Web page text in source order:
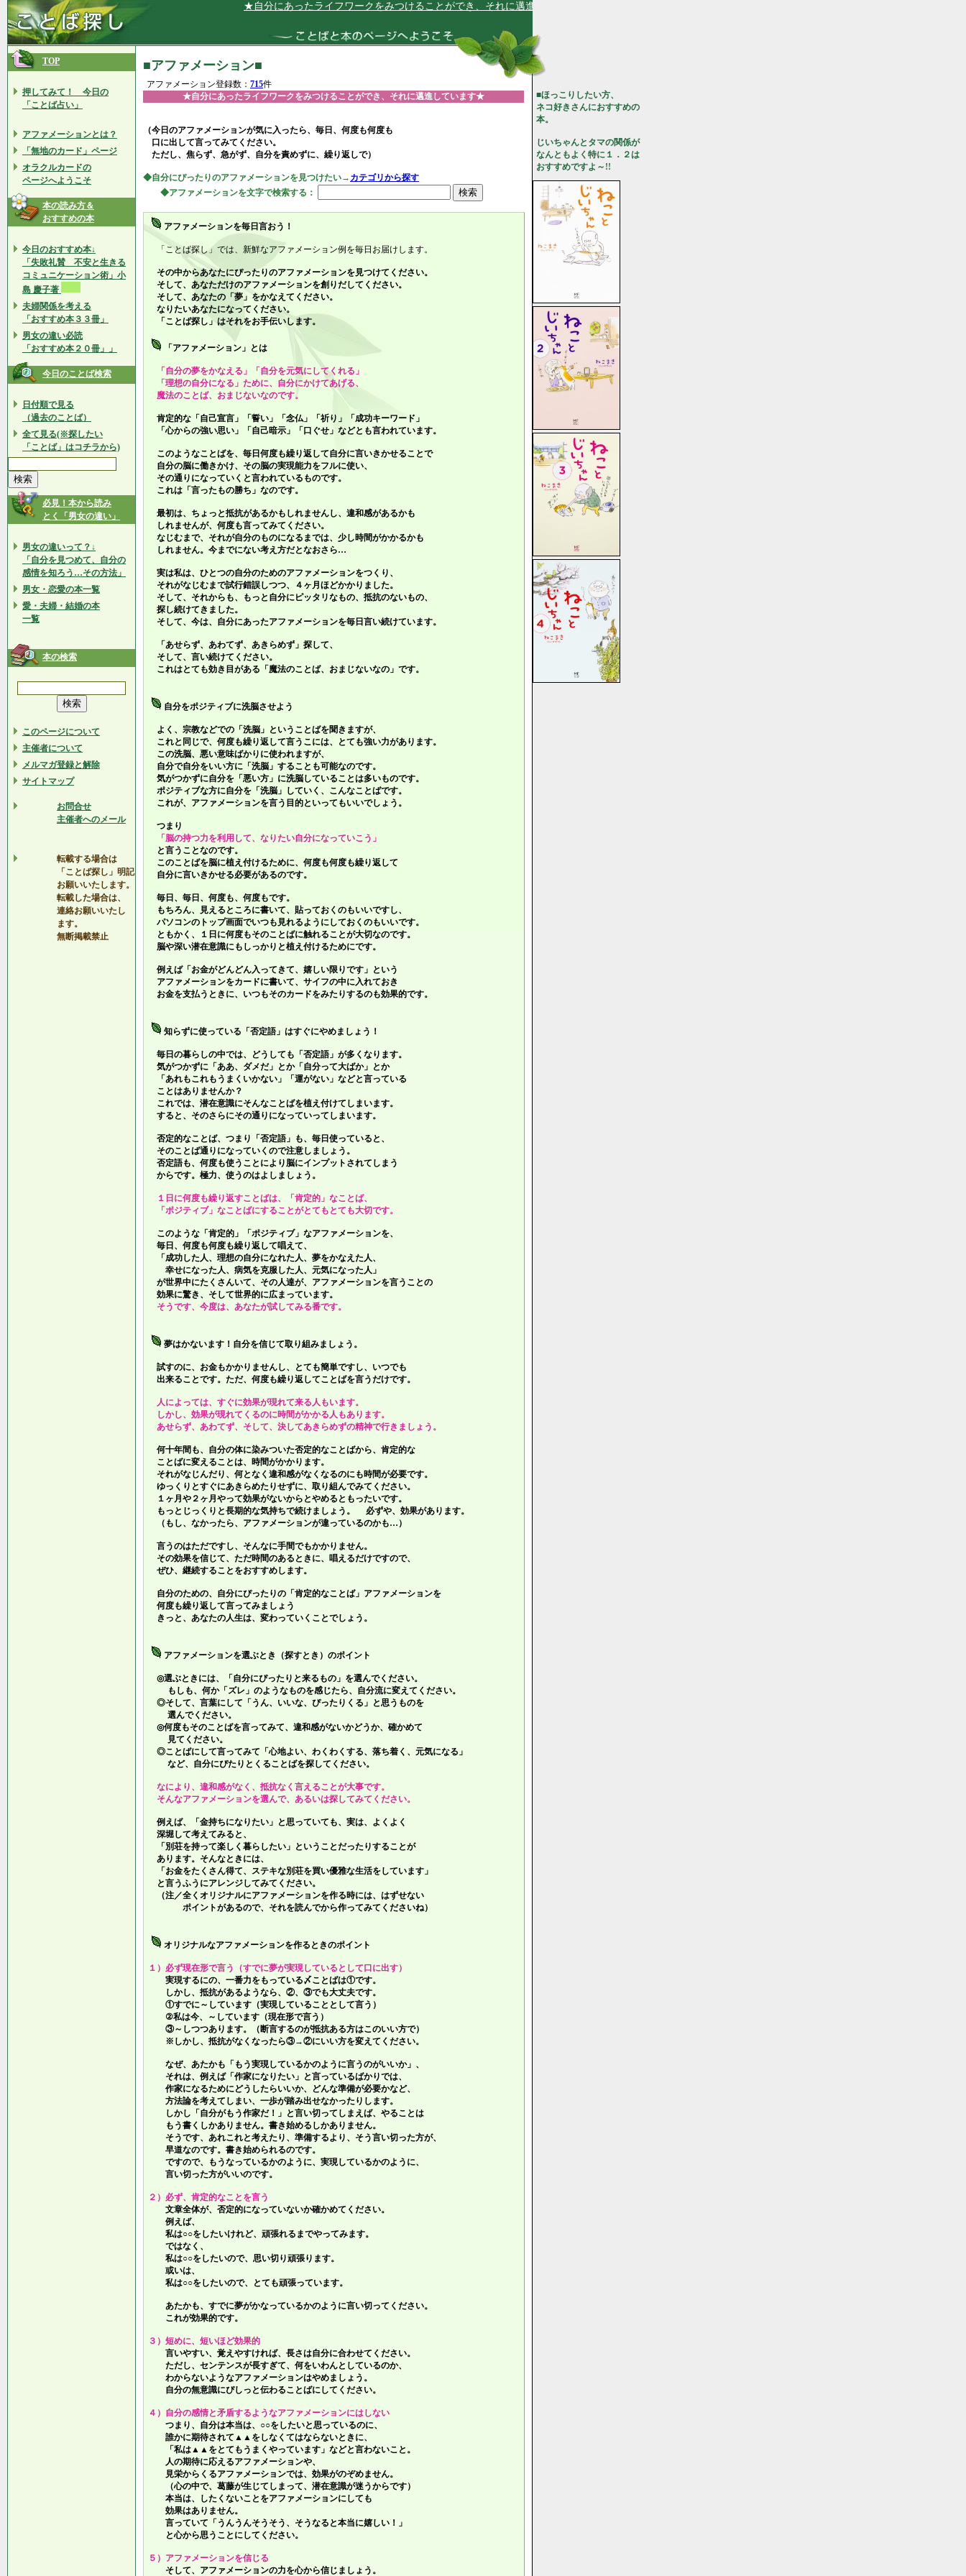
★自分にあったライフワークをみつけることができ、それに邁進しています★
TOP
押してみて！ 今日の
「ことば占い」
アファメーションとは？
「無地のカード」ページ
オラクルカードの
ページへようこそ
本の読み方＆
おすすめの本
今日のおすすめ本↓
「失敗礼賛 不安と生きる
コミュニケーション術」小
島 慶子著
夫婦関係を考える
「おすすめ本３３冊」
男女の違い必読
「おすすめ本２０冊」」
今日のことば検索
日付順で見る
（過去のことば）
全て見る(※探したい
「ことば」はコチラから)
必見！本から読み
とく「男女の違い」
男女の違いって？↓
「自分を見つめて、自分の
感情を知ろう…その方法」
男女・恋愛の本一覧
愛・夫婦・結婚の本
一覧
本の検索
このページについて
主催者について
メルマガ登録と解除
サイトマップ
お問合せ
主催者へのメール
転載する場合は
「ことば探し」明記
お願いいたします。
転載した場合は、
連絡お願いいたし
ます。
無断掲載禁止
■アファメーション■
アファメーション登録数： 715件
★自分にあったライフワークをみつけることができ、それに邁進しています★
（今日のアファメーションが気に入ったら、毎日、何度も何度も
口に出して言ってみてください。
ただし、焦らず、急がず、自分を責めずに、繰り返しで）
◆自分にぴったりのアファメーションを見つけたい→ カテゴリから探す
◆アファメーションを文字で検索する：
アファメーションを毎日言おう！
「ことば探し」では、新鮮なアファメーション例を毎日お届けします。
その中からあなたにぴったりのアファメーションを見つけてください。
そして、あなただけのアファメーションを創りだしてください。
そして、あなたの「夢」をかなえてください。
なりたいあなたになってください。
「ことば探し」はそれをお手伝いします。
「アファメーション」とは
「自分の夢をかなえる」「自分を元気にしてくれる」
「理想の自分になる」ために、自分にかけてあげる、
魔法のことば、おまじないなのです。
肯定的な「自己宣言」「誓い」「念仏」「祈り」「成功キーワード」
「心からの強い思い」「自己暗示」「口ぐせ」 などとも言われています。
このようなことばを、毎日何度も繰り返して自分に言いきかせることで
自分の脳に働きかけ、その脳の実現能力をフルに使い、
その通りになっていくと言われているものです。
これは「言ったもの勝ち」なのです。
最初は、ちょっと抵抗があるかもしれませんし、違和感があるかも
しれませんが、何度も言ってみてください。
なじむまで、それが自分のものになるまでは、少し時間がかかるかも
しれません。今までにない考え方だとなおさら…
実は私は、ひとつの自分のためのアファメーションをつくり、
それがなじむまで試行錯誤しつつ、４ヶ月ほどかかりました。
そして、それからも、もっと自分にピッタリなもの、抵抗のないもの、
探し続けてきました。
そして、今は、自分にあったアファメーションを毎日言い続けています。
「あせらず、あわてず、あきらめず」探して、
そして、言い続けてください。
これはとても効き目がある「魔法のことば、おまじないなの」です。
自分をポジティブに洗脳させよう
よく、宗教などでの「洗脳」ということばを聞きますが、
これと同じで、何度も繰り返して言うこには、とても強い力があります。
この洗脳、悪い意味ばかりに使われますが、
自分で自分をいい方に「洗脳」することも可能なのです。
気がつかずに自分を「悪い方」に洗脳していることは多いものです。
ポジティブな方に自分を「洗脳」していく、こんなことばです。
これが、アファメーションを言う目的といってもいいでしょう。
つまり
「脳の持つ力を利用して、なりたい自分になっていこう」
と言うことなのです。
このことばを脳に植え付けるために、何度も何度も繰り返して
自分に言いきかせる必要があるのです。
毎日、毎日、何度も、何度もです。
もちろん、見えるところに書いて、貼っておくのもいいですし、
パソコンのトップ画面でいつも見れるようにしておくのもいいです。
ともかく、１日に何度もそのことばに触れることが大切なのです。
脳や深い潜在意識にもしっかりと植え付けるためにです。
例えば「お金がどんどん入ってきて、嬉しい限りです」という
アファメーションをカードに書いて、サイフの中に入れておき
お金を支払うときに、いつもそのカードをみたりするのも効果的です。
知らずに使っている「否定語」はすぐにやめましょう！
毎日の暮らしの中では、どうしても「否定語」が多くなります。
気がつかずに「ああ、ダメだ」とか「自分って大ばか」とか
「あれもこれもうまくいかない」「運がない」などと言っている
ことはありませんか？
これでは、潜在意識にそんなことばを植え付けてしまいます。
すると、そのさらにその通りになっていってしまいます。
否定的なことば、つまり「否定語」も、毎日使っていると、
そのことば通りになっていくので注意しましょう。
否定語も、何度も使うことにより脳にインプットされてしまう
からです。極力、使うのはよしましょう。
１日に何度も繰り返すことばは、「肯定的」なことば、
「ポジティブ」なことばにすることがとてもとても大切です。
このような「肯定的」「ポジティブ」なアファメーションを、
毎日、何度も何度も繰り返して唱えて、
「成功した人、理想の自分になれた人、夢をかなえた人、
幸せになった人、病気を克服した人、元気になった人」
が世界中にたくさんいて、その人達が、アファメーションを言うことの
効果に驚き、そして世界的に広まっています。
そうです、今度は、あなたが試してみる番です。
夢はかないます！自分を信じて取り組みましょう。
試すのに、お金もかかりませんし、とても簡単ですし、いつでも
出来ることです。ただ、何度も繰り返してことばを言うだけです。
人によっては、すぐに効果が現れて来る人もいます。
しかし、効果が現れてくるのに時間がかかる人もあります。
あせらず、あわてず、そして、決してあきらめずの精神で行きましょう。
何十年間も、自分の体に染みついた否定的なことばから、肯定的な
ことばに変えることは、時間がかかります。
それがなじんだり、何となく違和感がなくなるのにも時間が必要です。
ゆっくりとすぐにあきらめたりせずに、取り組んでみてください。
１ヶ月や２ヶ月やって効果がないからとやめるともったいです。
もっとじっくりと長期的な気持ちで続けましょう。 必ずや、効果があります。
（もし、なかったら、アファメーションが違っているのかも…）
言うのはただですし、そんなに手間でもかかりません。
その効果を信じて、ただ時間のあるときに、唱えるだけですので、
ぜひ、継続することをおすすめします。
自分のための、自分にぴったりの「肯定的なことば」アファメーションを
何度も繰り返して言ってみましょう
きっと、あなたの人生は、変わっていくことでしょう。
アファメーションを選ぶとき（探すとき）のポイント
◎選ぶときには、「自分にぴったりと来るもの」を選んでください。
もしも、何か「ズレ」のようなものを感じたら、自分流に変えてください。
◎そして、言葉にして「うん、いいな、ぴったりくる」と思うものを
選んでください。
◎何度もそのことばを言ってみて、違和感がないかどうか、確かめて
見てください。
◎ことばにして言ってみて「心地よい、わくわくする、落ち着く、元気になる」
など、自分にぴたりとくることばを探してください。
なにより、違和感がなく、抵抗なく言えることが大事です。
そんなアファメーションを選んで、あるいは探してみてください。
例えば、「金持ちになりたい」と思っていても、実は、よくよく
深堀して考えてみると、
「別荘を持って楽しく暮らしたい」ということだったりすることが
あります。そんなときには、
「お金をたくさん得て、ステキな別荘を買い優雅な生活をしています」
と言うふうにアレンジしてみてください。
（注／全くオリジナルにアファメーションを作る時には、はずせない
ポイントがあるので、それを読んでから作ってみてくださいね）
オリジナルなアファメーションを作るときのポイント
１）必ず現在形で言う（すでに夢が実現しているとして口に出す）
実現するにの、一番力をもっている〆ことばは①です。
しかし、抵抗があるようなら、②、③でも大丈夫です。
①すでに～しています（実現していることとして言う）
②私は今、～しています（現在形で言う）
③～しつつあります。（断言するのが抵抗ある方はこのいい方で）
※しかし、抵抗がなくなったら③→②にいい方を変えてください。
なぜ、あたかも「もう実現しているかのように言うのがいいか」、
それは、例えば「作家になりたい」と言っているばかりでは、
作家になるためにどうしたらいいか、どんな準備が必要かなど、
方法論を考えてしまい、一歩が踏み出せなかったりします。
しかし「自分がもう作家だ！」と言い切ってしまえば、やることは
もう書くしかありません。書き始めるしかありません。
そうです、あれこれと考えたり、準備するより、そう言い切った方が、
早道なのです。書き始められるのです。
ですので、もうなっているかのように、実現しているかのように、
言い切った方がいいのです。
２）必ず、肯定的なことを言う
文章全体が、否定的になっていないか確かめてください。
例えば、
私は○○をしたいけれど、頑張れるまでやってみます。
ではなく、
私は○○をしたいので、思い切り頑張ります。
或いは、
私は○○をしたいので、とても頑張っています。
あたかも、すでに夢がかなっているかのように言い切ってください。
これが効果的です。
３）短めに、短いほど効果的
言いやすい、覚えやすければ、長さは自分に合わせてください。
ただし、センテンスが長すぎて、何をいわんとしているのか、
わからないようなアファメーションはやめましょう。
自分の無意識にぴしっと伝わることばにしてください。
４）自分の感情と矛盾するようなアファメーションにはしない
つまり、自分は本当は、○○をしたいと思っているのに、
誰かに期待されて▲▲をしなくてはならないときに、
「私は▲▲をとてもうまくやっています」などと言わないこと。
人の期待に応えるアファメーションや、
見栄からくるアファメーションでは、効果がのぞめません。
（心の中で、葛藤が生じてしまって、潜在意識が迷うからです）
本当は、したくないことをアファメーションにしても
効果はありません。
言っていて 「うんうんそうそう、そうなると本当に嬉しい！」
と心から思うことにしてください。
５）アファメーションを信じる
そして、アファメーションの力を心から信じましょう。
■ほっこりしたい方、
ネコ好きさんにおすすめの
本。
じいちゃんとタマの関係が
なんともよく特に１．２は
おすすめですよ～!!